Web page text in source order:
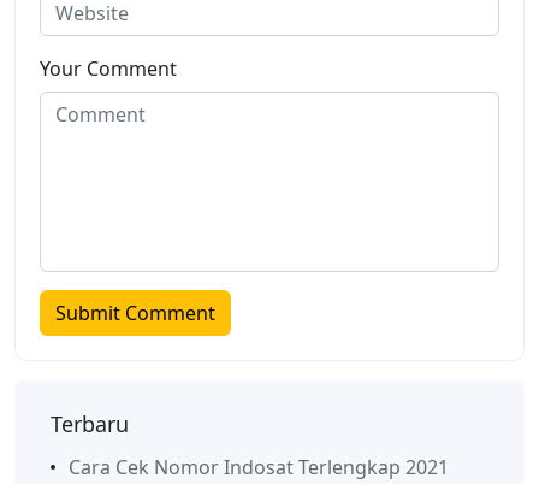
Your Comment
Terbaru
Cara Cek Nomor Indosat Terlengkap 2021